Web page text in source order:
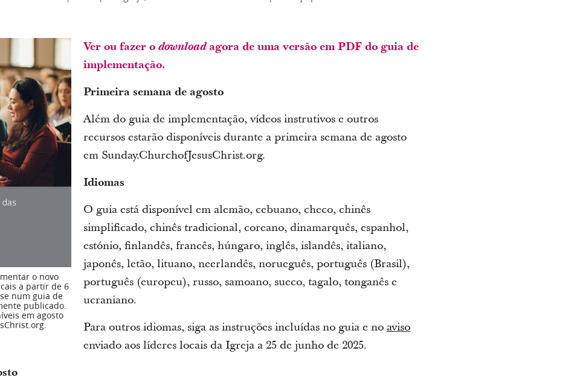
o novo
a partir de 6
num guia de
publicado.
em agosto
Ver ou fazer o downloadagora de uma versão em PDF do guia de
implementação.
Primeira semana de agosto
Além do guia de implementação, vídeos instrutivos e outros
recursos estarão disponíveis durante a primeira semana de agosto
em Sunday.ChurchofJesusChrist.org.
Idiomas
O guia está disponível em alemão, cebuano, checo, chinês
simplificado, chinês tradicional, coreano, dinamarquês, espanhol,
estónio, finlandês, francês, húngaro, inglês, islandês, italiano,
japonês, letão, lituano, neerlandês, norueguês, português (Brasil),
português (europeu), russo, samoano, sueco, tagalo, tonganês e
ucraniano.
Para outros idiomas, siga as instruções incluídas no guia e no aviso
enviado aos líderes locais da Igreja a 25 de junho de 2025.